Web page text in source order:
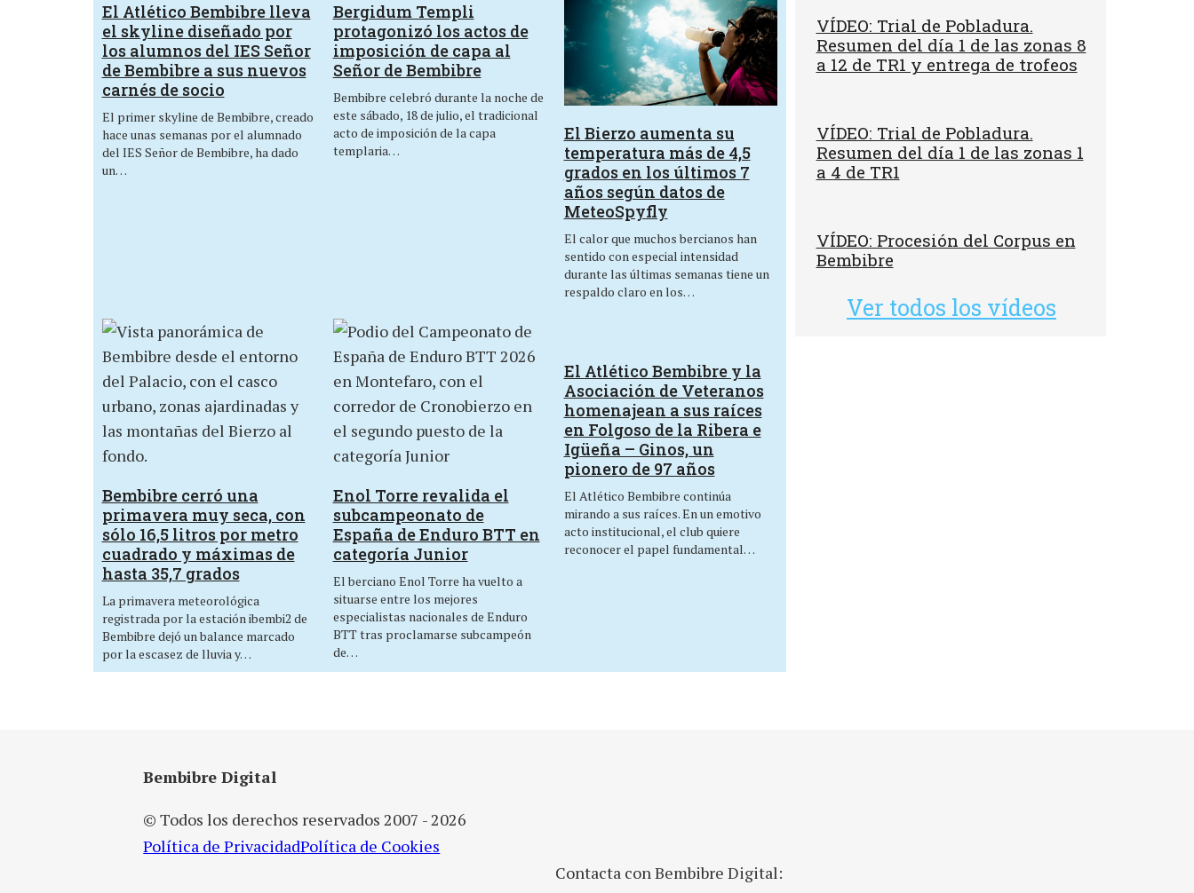
El Atlético Bembibre lleva
el skyline diseñado por
los alumnos del IES Señor
de Bembibre a sus nuevos
carnés de socio
El primer skyline de Bembibre, creado
hace unas semanas por el alumnado
del IES Señor de Bembibre, ha dado
un…
Bergidum Templi
protagonizó los actos de
imposición de capa al
Señor de Bembibre
Bembibre celebró durante la noche de
este sábado, 18 de julio, el tradicional
acto de imposición de la capa
templaria…
El Bierzo aumenta su
temperatura más de 4,5
grados en los últimos 7
años según datos de
MeteoSpyfly
El calor que muchos bercianos han
sentido con especial intensidad
durante las últimas semanas tiene un
respaldo claro en los…
Bembibre cerró una
primavera muy seca, con
sólo 16,5 litros por metro
cuadrado y máximas de
hasta 35,7 grados
La primavera meteorológica
registrada por la estación ibembi2 de
Bembibre dejó un balance marcado
por la escasez de lluvia y…
Enol Torre revalida el
subcampeonato de
España de Enduro BTT en
categoría Junior
El berciano Enol Torre ha vuelto a
situarse entre los mejores
especialistas nacionales de Enduro
BTT tras proclamarse subcampeón
de…
El Atlético Bembibre y la
Asociación de Veteranos
homenajean a sus raíces
en Folgoso de la Ribera e
Igüeña – Ginos, un
pionero de 97 años
El Atlético Bembibre continúa
mirando a sus raíces. En un emotivo
acto institucional, el club quiere
reconocer el papel fundamental…
VÍDEO: Trial de Pobladura.
Resumen del día 1 de las zonas 8
a 12 de TR1 y entrega de trofeos
VÍDEO: Trial de Pobladura.
Resumen del día 1 de las zonas 1
a 4 de TR1
VÍDEO: Procesión del Corpus en
Bembibre
Ver todos los vídeos
Bembibre Digital
© Todos los derechos reservados 2007 - 2026
Política de PrivacidadPolítica de Cookies
Contacta con Bembibre Digital: